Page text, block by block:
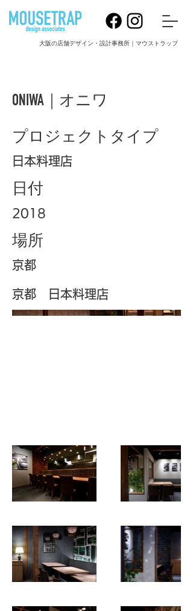
大阪の店舗デザイン・設計事務所｜マウストラップ
ONIWA｜オニワ
プロジェクトタイプ
日本料理店
日付
2018
場所
京都
京都 日本料理店